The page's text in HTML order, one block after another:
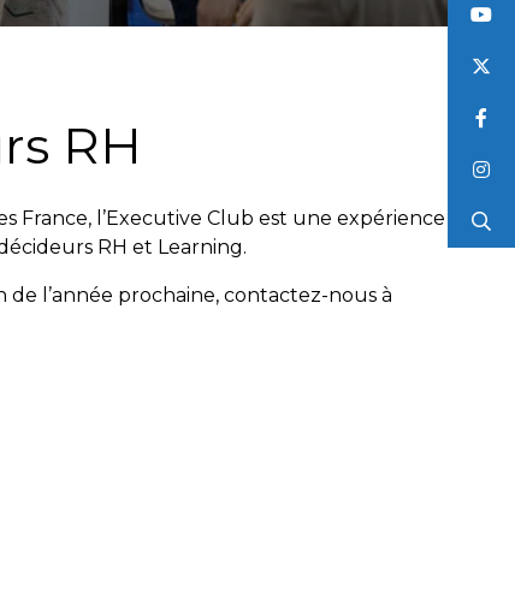
RH
France, l’Executive Club est une expérience
RH et Learning.
l’année prochaine, contactez-nous à